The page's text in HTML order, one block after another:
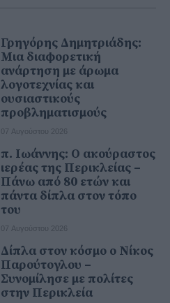
Γρηγόρης Δημητριάδης:
Μια διαφορετική
ανάρτηση με άρωμα
λογοτεχνίας και
ουσιαστικούς
προβληματισμούς
07 Αυγούστου 2026
π. Ιωάννης: Ο ακούραστος
ιερέας της Περικλείας –
Πάνω από 80 ετών και
πάντα δίπλα στον τόπο
του
07 Αυγούστου 2026
Δίπλα στον κόσμο ο Νίκος
Παρούτογλου –
Συνομίλησε με πολίτες
στην Περικλεία